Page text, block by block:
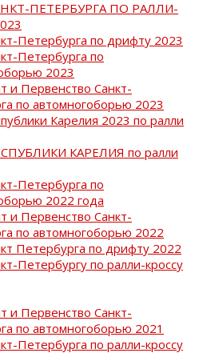
ПЕТЕРБУРГА ПО РАЛЛИ-
Петербурга по дрифту 2023
Петербурга по
2023
и Первенство Санкт-
по автомногоборью 2023
Карелия 2023 по ралли
КАРЕЛИЯ по ралли
Петербурга по
2022 года
и Первенство Санкт-
по автомногоборью 2022
Петербурга по дрифту 2022
Петербургу по ралли-кроссу
и Первенство Санкт-
по автомногоборью 2021
Петербурга по ралли-кроссу